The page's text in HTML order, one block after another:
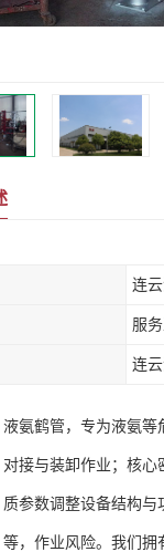
连
服
连
液氨鹤管，专为液氨等
对接与装卸作业；核
质参数调整设备结构
等，作业风险。我们拥